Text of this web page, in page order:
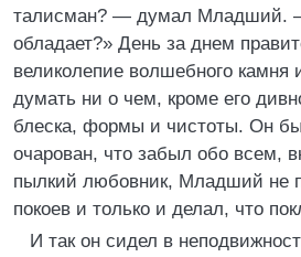
талисман? — думал Младший.
обладает?» День за днем
великолепие волшебного камня
думать ни о чем, кроме его
блеска, формы и чистоты. Он
очарован, что забыл обо всем,
пылкий любовник, Младший не
покоев и только и делал, что
И так он сидел в